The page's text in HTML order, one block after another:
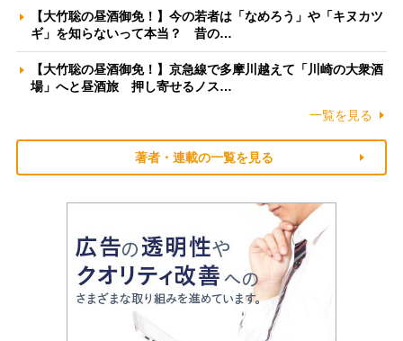
【大竹聡の昼酒御免！】今の若者は「なめろう」や「キヌカツ
ギ」を知らないって本当？ 昔の…
【大竹聡の昼酒御免！】京急線で多摩川越えて「川崎の大衆酒
場」へと昼酒旅 押し寄せるノス…
一覧を見る
著者・連載の一覧を見る